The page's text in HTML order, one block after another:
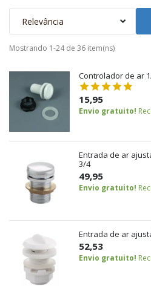
Relevância
Mostrando 1-24 de 36 item(ns)
Controlador de ar
15,95
Envio gratuito!
Entrada de ar
3/4
49,95
Envio gratuito!
Entrada de ar
52,53
Envio gratuito!